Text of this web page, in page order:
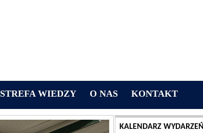
STREFA WIEDZY O NAS KONTAKT
KALENDARZ WYDARZEŃ